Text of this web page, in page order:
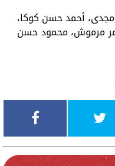
أحمد حسن كوكا،
مرموش، محمود حسن